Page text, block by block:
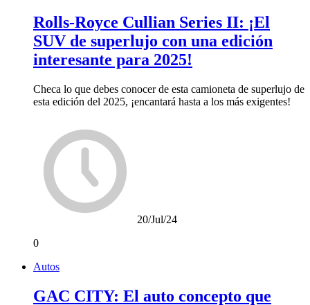
Rolls-Royce Cullian Series II: ¡El
SUV de superlujo con una edición
interesante para 2025!
Checa lo que debes conocer de esta camioneta de superlujo de
esta edición del 2025, ¡encantará hasta a los más exigentes!
20/Jul/24
0
Autos
GAC CITY: El auto concepto que